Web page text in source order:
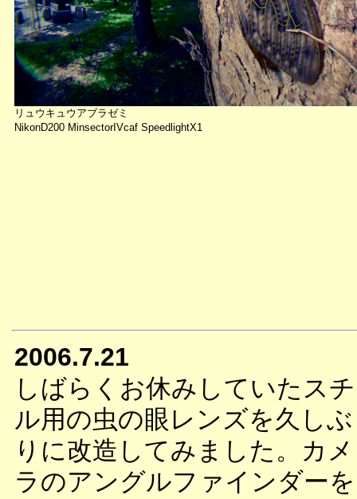
リュウキュウアブラゼミ
NikonD200 MinsectorIVcaf SpeedlightX1
2006.7.21
しばらくお休みしていたスチ
ル用の虫の眼レンズを久しぶ
りに改造してみました。カメ
ラのアングルファインダーを